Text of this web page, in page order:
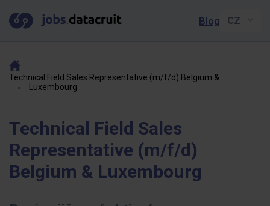
Blog
Technical Field Sales Representative (m/f/d) Belgium &
Luxembourg
Technical Field Sales
Representative (m/f/d)
Belgium & Luxembourg